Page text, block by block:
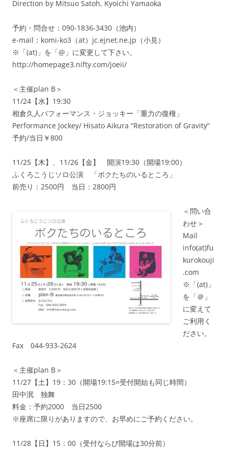
Direction by Mitsuo Satoh, Kyoichi Yamaoka
予約・問合せ：090-1836-3430（池内）
e-mail：komi-ko3（at）jc.ejnet.ne.jp（小見）
※「(at)」を「@」に変更して下さい。
http://homepage3.nifty.com/joeii/
＜主催plan B＞
11/24【水】19:30
相倉久人パフォーマンス・ジョッキー「重力の復権」
Performance Jockey/ Hisato Aikura “Restoration of Gravity”
予約/当日￥800
11/25【木】、11/26【金】 開演19:30（開場19:00）
ふくろこうじソロ公演 「ボクたちのいるところ」
前売り：2500円 当日：2800円
＜問い合
わせ＞
Mail
info(at)fu
kurokouji
.com
※「(at)」
を「＠」
に変えて
ご利用く
ださい。
Fax 044-933-2624
＜主催plan B＞
11/27【土】19：30（開場19:15=受付開始も同じ時間）
田中泯 独舞
料金：予約2000 当日2500
※座席に限りがありますので、お早めにご予約ください。
11/28【日】15：00（受付ならび開場は30分前）